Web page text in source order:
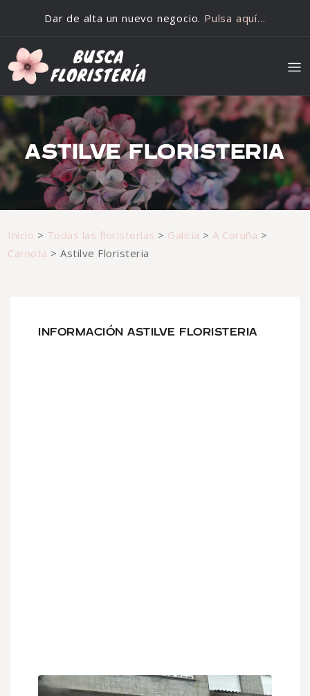
Dar de alta un nuevo negocio. Pulsa aquí…
ASTILVE FLORISTERIA
Inicio > Todas las floristerías > Galicia > A Coruña >
Carnota >Astilve Floristeria
INFORMACIÓN ASTILVE FLORISTERIA